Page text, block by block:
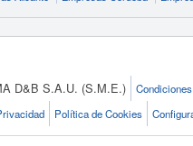
D&B S.A.U. (S.M.E.)
Política de Cookies